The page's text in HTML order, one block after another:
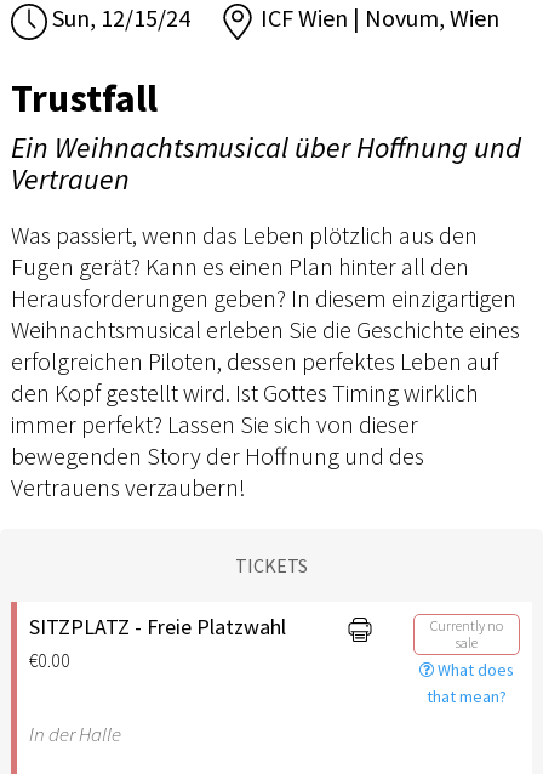
Sun, 12/15/24 ICF Wien | Novum, Wien
Trustfall
Ein Weihnachtsmusical über Hoffnung und
Vertrauen
Was passiert, wenn das Leben plötzlich aus den
Fugen gerät? Kann es einen Plan hinter all den
Herausforderungen geben? In diesem einzigartigen
Weihnachtsmusical erleben Sie die Geschichte eines
erfolgreichen Piloten, dessen perfektes Leben auf
den Kopf gestellt wird. Ist Gottes Timing wirklich
immer perfekt? Lassen Sie sich von dieser
bewegenden Story der Hoffnung und des
Vertrauens verzaubern!
TICKETS
SITZPLATZ - Freie Platzwahl
€0.00
Currently no
sale
What does
that mean?
In der Halle